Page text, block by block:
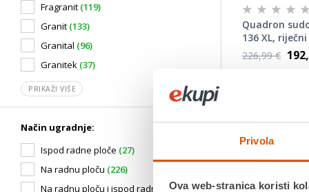
Privola
Ova web-stranica koristi
Fragranit (119)
Granit (133)
Granital (96)
Granitek (37)
PRIKAŽI VIŠE
Način ugradnje:
Ispod radne ploče (27)
Na radnu ploču (226)
Na radnu ploču i ispod radne ploče (7)
Quadron
136 XL,
pijesak
226,99 €
Širina
Širina
Dužina
Dubina
Jamstvo:10